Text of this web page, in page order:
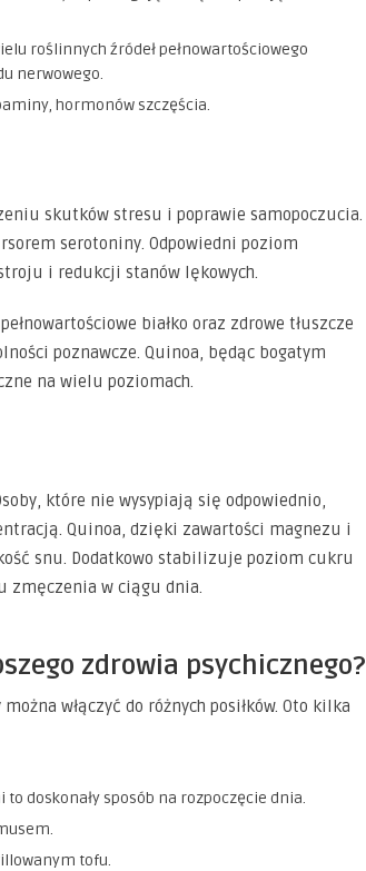
roślinnych źródeł pełnowartościowego
nerwowego.
hormonów szczęścia.
skutków stresu i poprawie samopoczucia.
serotoniny. Odpowiedni poziom
i redukcji stanów lękowych.
białko oraz zdrowe tłuszcze
poznawcze. Quinoa, będąc bogatym
na wielu poziomach.
które nie wysypiają się odpowiednio,
Quinoa, dzięki zawartości magnezu i
snu. Dodatkowo stabilizuje poziom cukru
zmęczenia w ciągu dnia.
zdrowia psychicznego?
włączyć do różnych posiłków. Oto kilka
doskonały sposób na rozpoczęcie dnia.
tofu.